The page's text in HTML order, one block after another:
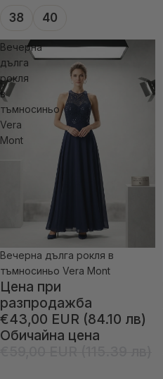
38 40
Вечерна
дълга
рокля
в
тъмносиньо
Vera
Mont
-27% отстъпка
Вечерна дълга рокля в
тъмносиньо Vera Mont
Цена при
разпродажба
€43,00 EUR (84.10 лв)
Обичайна цена